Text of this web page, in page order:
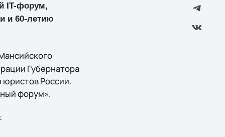
IT-форум,
и 60-летию
Губернатора
России.
форум».